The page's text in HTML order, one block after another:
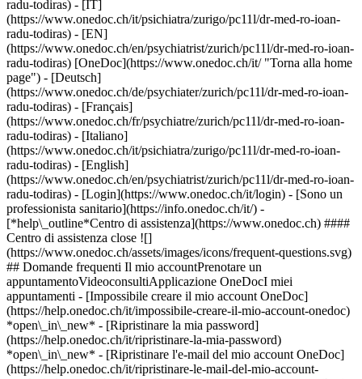
radu-todiras) - [IT]
(https://www.onedoc.ch/it/psichiatra/zurigo/pc11l/dr-med-ro-ioan-
radu-todiras) - [EN]
(https://www.onedoc.ch/en/psychiatrist/zurich/pc11l/dr-med-ro-ioan-
radu-todiras) [OneDoc](https://www.onedoc.ch/it/ "Torna alla home
page") - [Deutsch]
(https://www.onedoc.ch/de/psychiater/zurich/pc11l/dr-med-ro-ioan-
radu-todiras) - [Français]
(https://www.onedoc.ch/fr/psychiatre/zurich/pc11l/dr-med-ro-ioan-
radu-todiras) - [Italiano]
(https://www.onedoc.ch/it/psichiatra/zurigo/pc11l/dr-med-ro-ioan-
radu-todiras) - [English]
(https://www.onedoc.ch/en/psychiatrist/zurich/pc11l/dr-med-ro-ioan-
radu-todiras) - [Login](https://www.onedoc.ch/it/login) - [Sono un
professionista sanitario](https://info.onedoc.ch/it/) -
[*help\_outline*Centro di assistenza](https://www.onedoc.ch) ####
Centro di assistenza close ![]
(https://www.onedoc.ch/assets/images/icons/frequent-questions.svg)
## Domande frequenti Il mio accountPrenotare un
appuntamentoVideoconsultiApplicazione OneDocI miei
appuntamenti - [Impossibile creare il mio account OneDoc]
(https://help.onedoc.ch/it/impossibile-creare-il-mio-account-onedoc)
*open\_in\_new* - [Ripristinare la mia password]
(https://help.onedoc.ch/it/ripristinare-la-mia-password)
*open\_in\_new* - [Ripristinare l'e-mail del mio account OneDoc]
(https://help.onedoc.ch/it/ripristinare-le-mail-del-mio-account-